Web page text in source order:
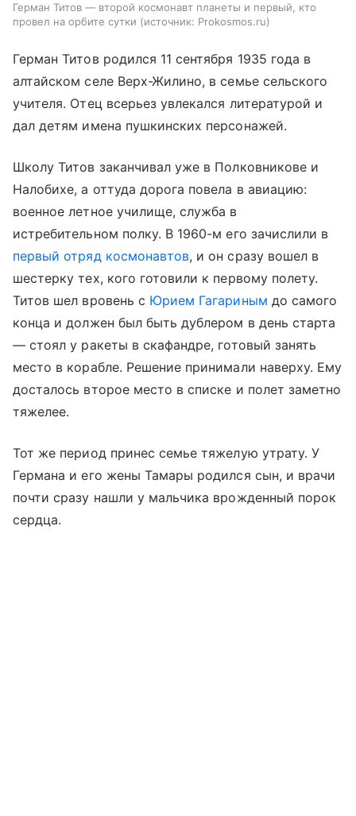
Герман Титов — второй космонавт планеты и первый, кто
провел на орбите сутки
источник: Prokosmos.ru
Герман Титов родился 11 сентября 1935 года в
алтайском селе Верх-Жилино, в семье сельского
учителя. Отец всерьез увлекался литературой и
дал детям имена пушкинских персонажей.
Школу Титов заканчивал уже в Полковникове и
Налобихе, а оттуда дорога повела в авиацию:
военное летное училище, служба в
истребительном полку. В 1960-м его зачислили в
первый отряд космонавтов, и он сразу вошел в
шестерку тех, кого готовили к первому полету.
Титов шел вровень с Юрием Гагариным до самого
конца и должен был быть дублером в день старта
— стоял у ракеты в скафандре, готовый занять
место в корабле. Решение принимали наверху. Ему
досталось второе место в списке и полет заметно
тяжелее.
Тот же период принес семье тяжелую утрату. У
Германа и его жены Тамары родился сын, и врачи
почти сразу нашли у мальчика врожденный порок
сердца.